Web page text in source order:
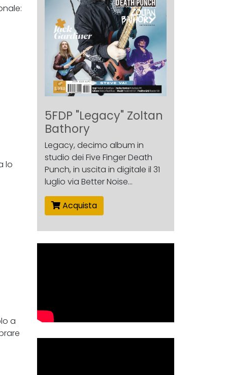
lo
a
5FDP "Legacy" Zoltan
Bathory
Legacy, decimo album in
studio dei Five Finger Death
Punch, in uscita in digitale il 31
luglio via Better Noise...
Acquista